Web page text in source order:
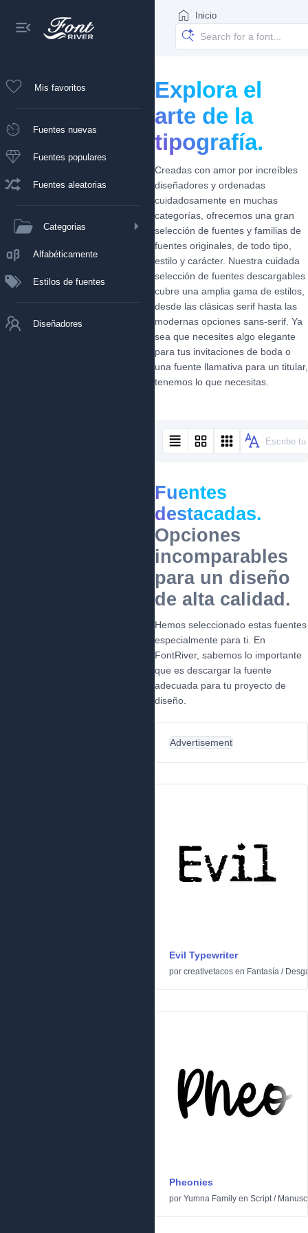
Mis favoritos
Fuentes nuevas
Fuentes populares
Fuentes aleatorias
Categorias
Alfabéticamente
Estilos de fuentes
Diseñadores
Inicio
Explora el
arte de la
tipografía.
Creadas con amor por increíbles
diseñadores y ordenadas
cuidadosamente en muchas
categorías, ofrecemos una gran
selección de fuentes y familias de
fuentes originales, de todo tipo,
estilo y carácter. Nuestra cuidada
selección de fuentes descargables
cubre una amplia gama de estilos,
desde las clásicas serif hasta las
modernas opciones sans-serif. Ya
sea que necesites algo elegante
para tus invitaciones de boda o
una fuente llamativa para un titular,
tenemos lo que necesitas.
Fuentes
destacadas.
Opciones
incomparables
para un diseño
de alta calidad.
Hemos seleccionado estas fuentes
especialmente para ti. En
FontRiver, sabemos lo importante
que es descargar la fuente
adecuada para tu proyecto de
diseño.
Advertisement
Evil Typewriter
por creativetacos en Fantasía /
Pheonies
por Yumna Family en Script/